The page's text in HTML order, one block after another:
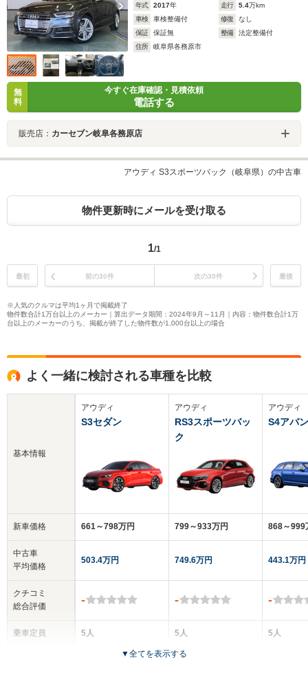
06アルミ ベット付
き
年式 2017年 走行 5.4万km
車検
車検整備付 修復
なし
保証
保証無 整備
法定整備付
住所
岐阜県各務原市
無
料
今すぐ在庫確認・見積依頼
電話する
販売店： カーセブン岐阜各務原店
アウディ S3スポーツバック（岐阜県）の中古車
物件更新時にメールを受け取る
1/1
最初 前の30件 次の30件 最後
※人気のクルマは平均1ヶ月で掲載終了
物件数合計1万台以上のメーカー｜算出データ期間：2024年9月～11月｜内容：物件数合計1万
台以上のメーカーのうち、掲載が終了した物件数が1,000台以上の場合
よく一緒に検討される車種を比較
基本情報
新車価格
中古車
平均価格
クチコミ
総合評価
乗車定員
アウディ
S3セダン
661～798万円
503.4万円
-
5人
アウディ
RS3スポーツバッ
ク
799～933万円
749.6万円
-
5人
5ドア
アウディ
S4アバ
868～999
443.1万円
-
5人
▼全てを表示する